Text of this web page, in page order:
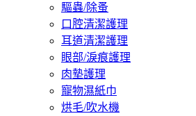
驅蟲/除蚤
口腔清潔護理
耳道清潔護理
眼部/淚痕護理
肉墊護理
寵物濕紙巾
烘毛/吹水機